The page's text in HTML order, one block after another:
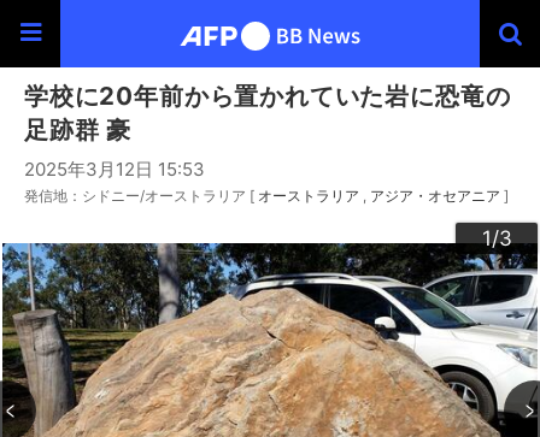
学校に20年前から置かれていた岩に恐竜の
足跡群 豪
2025年3月12日 15:53
発信地：シドニー/オーストラリア [ オーストラリア アジア・オセアニア ]
1/3
2/3
3/3